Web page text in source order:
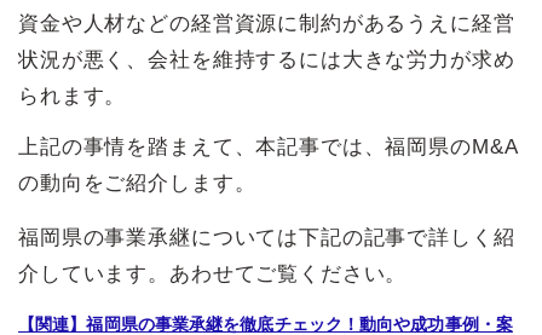
資金や人材などの経営資源に制約があるうえに経営
状況が悪く、会社を維持するには大きな労力が求め
られます。
上記の事情を踏まえて、本記事では、福岡県のM&A
の動向をご紹介します。
福岡県の事業承継については下記の記事で詳しく紹
介しています。あわせてご覧ください。
【関連】福岡県の事業承継を徹底チェック！動向や成功事例・案